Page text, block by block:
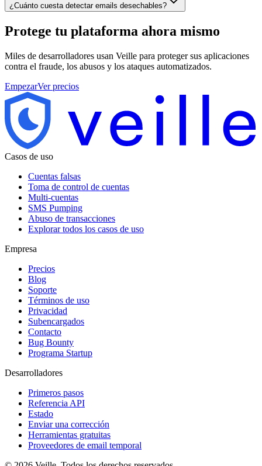
¿Cuánto cuesta detectar emails desechables?
Protege tu plataforma ahora mismo
Miles de desarrolladores usan Veille para proteger sus aplicaciones
contra el fraude, los abusos y los ataques automatizados.
EmpezarVer precios
Casos de uso
Cuentas falsas
Toma de control de cuentas
Multi-cuentas
SMS Pumping
Abuso de transacciones
Explorar todos los casos de uso
Empresa
Precios
Blog
Soporte
Términos de uso
Privacidad
Subencargados
Contacto
Bug Bounty
Programa Startup
Desarrolladores
Primeros pasos
Referencia API
Estado
Enviar una corrección
Herramientas gratuitas
Proveedores de email temporal